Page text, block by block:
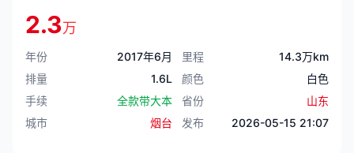
2.3万
年份 2017年6月 里程
14.3万km
排量
1.6L 颜色
白色
手续
全款带大本 省份
山东
城市
烟台 发布 2026-05-15 21:07